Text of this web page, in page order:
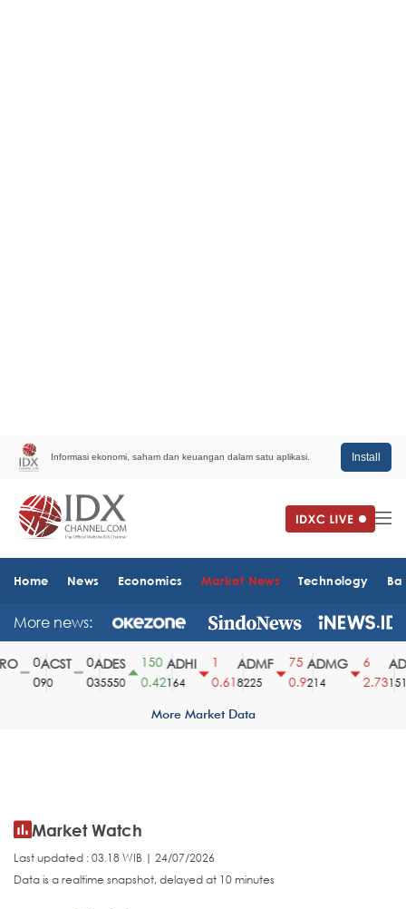
Informasi ekonomi, saham dan keuangan dalam satu aplikasi. Install
Home News Economics Market News Technology
More news:
ACST
90
ADES
35550
150
0.42
ADHI
164
0.61
ADMF
8225
75
0.9
ADMG
214
2.731510
More Market Data
Market Watch
Last updated : 03.18 WIB | 24/07/2026
Data is a realtime snapshot, delayed at 10 minutes